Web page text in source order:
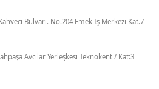
Bulvarı. No.204 Emek İş Merkezi Kat.7
Avcılar Yerleşkesi Teknokent / Kat:3